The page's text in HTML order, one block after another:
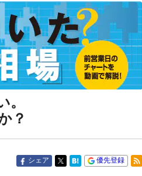
？
シェア 優先登録